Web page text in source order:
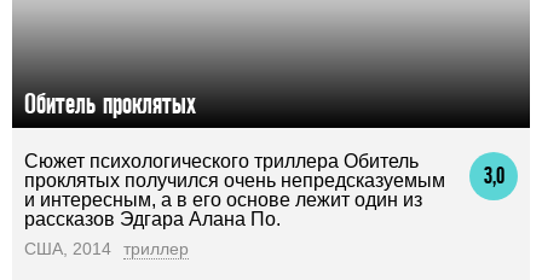
Обитель проклятых
3,0
Сюжет психологического триллера Обитель
проклятых получился очень непредсказуемым
и интересным, а в его основе лежит один из
рассказов Эдгара Алана По.
США, 2014 триллер